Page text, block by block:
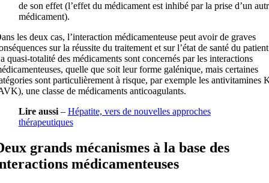
de son effet (l’effet du médicament est inhibé par la prise d’un
médicament).
les deux cas, l’interaction médicamenteuse peut avoir de graves
sur la réussite du traitement et sur l’état de santé du
quasi-totalité des médicaments sont concernés par les interactions
quelle que soit leur forme galénique, mais certaines
sont particulièrement à risque, par exemple les antivitamines
une classe de médicaments anticoagulants.
Lire aussi– Hépatite, vers de nouvelles approches
thérapeutiques
grands mécanismes à la base des
médicamenteuses